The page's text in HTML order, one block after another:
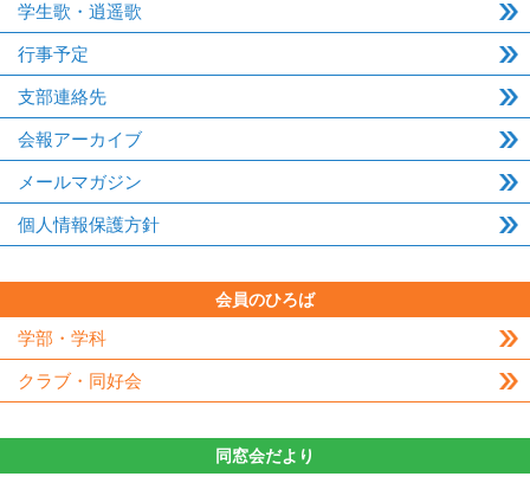
学生歌・逍遥歌
行事予定
支部連絡先
会報アーカイブ
メールマガジン
個人情報保護方針
会員のひろば
学部・学科
クラブ・同好会
同窓会だより